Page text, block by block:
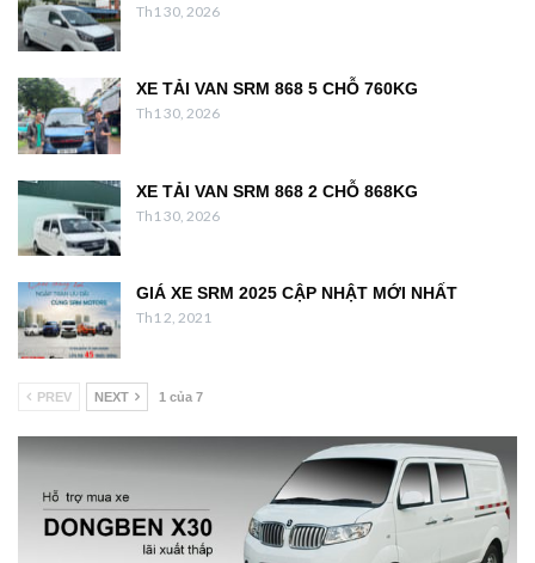
Th1 30, 2026
XE TẢI VAN SRM 868 5 CHỖ 760KG
Th1 30, 2026
XE TẢI VAN SRM 868 2 CHỖ 868KG
Th1 30, 2026
GIÁ XE SRM 2025 CẬP NHẬT MỚI NHẤT
Th1 2, 2021
PREV NEXT 1 của 7